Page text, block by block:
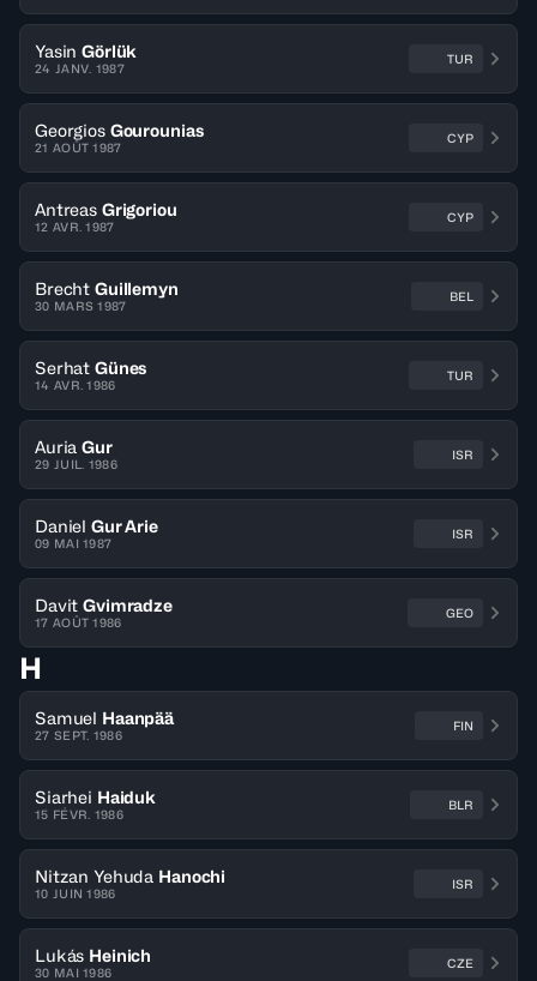
Yasin Görlük
24 JANV. 1987
TUR
Georgios Gourounias
21 AOÛT 1987
CYP
Antreas Grigoriou
12 AVR. 1987
CYP
Brecht Guillemyn
30 MARS 1987
BEL
Serhat Günes
14 AVR. 1986
TUR
Auria Gur
29 JUIL. 1986
ISR
Daniel Gur Arie
09 MAI 1987
ISR
Davit Gvimradze
17 AOÛT 1986
GEO
H
Samuel Haanpää
27 SEPT. 1986
FIN
Siarhei Haiduk
15 FÉVR. 1986
BLR
Nitzan Yehuda Hanochi
10 JUIN 1986
ISR
Lukás Heinich
30 MAI 1986
CZE